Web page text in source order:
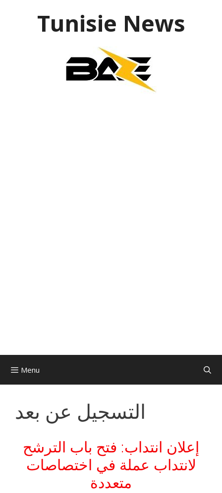
Tunisie News
Menu
التسجيل عن بعد
إعلان انتداب: فتح باب الترشح
لانتداب عملة في اختصاصات
متعددة